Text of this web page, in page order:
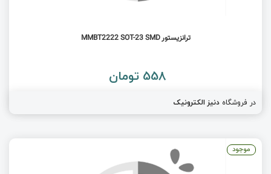
ترانزیستور MMBT2222 SOT-23 SMD
558 تومان
در فروشگاه دنیز الکترونیک
موجود